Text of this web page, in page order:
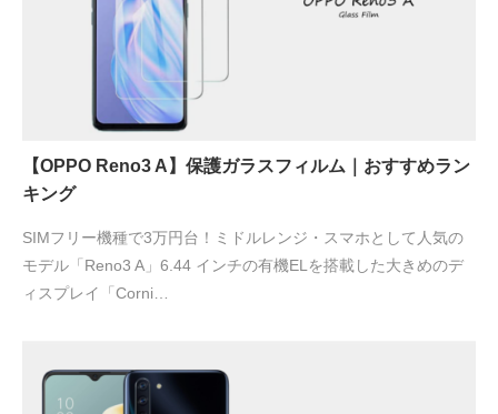
【OPPO Reno3 A】保護ガラスフィルム｜おすすめラン
キング
SIMフリー機種で3万円台！ミドルレンジ・スマホとして人気の
モデル「Reno3 A」6.44 インチの有機ELを搭載した大きめのデ
ィスプレイ「Corni…